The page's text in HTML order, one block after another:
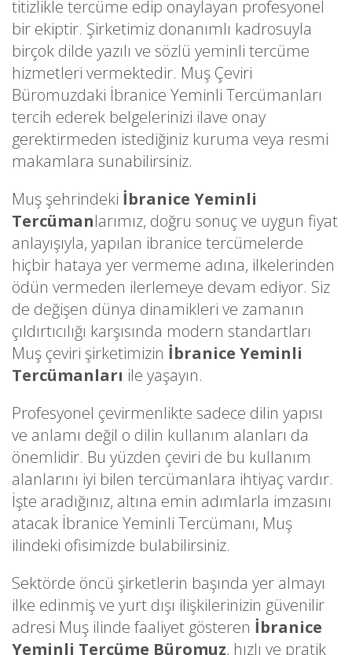
titizlikle tercüme edip onaylayan profesyonel
bir ekiptir. Şirketimiz donanımlı kadrosuyla
birçok dilde yazılı ve sözlü yeminli tercüme
hizmetleri vermektedir. Muş Çeviri
Büromuzdaki İbranice Yeminli Tercümanları
tercih ederek belgelerinizi ilave onay
gerektirmeden istediğiniz kuruma veya resmi
makamlara sunabilirsiniz.
Muş şehrindeki İbranice Yeminli
Tercümanlarımız, doğru sonuç ve uygun fiyat
anlayışıyla, yapılan ibranice tercümelerde
hiçbir hataya yer vermeme adına, ilkelerinden
ödün vermeden ilerlemeye devam ediyor. Siz
de değişen dünya dinamikleri ve zamanın
çıldırtıcılığı karşısında modern standartları
Muş çeviri şirketimizin İbranice Yeminli
Tercümanları ile yaşayın.
Profesyonel çevirmenlikte sadece dilin yapısı
ve anlamı değil o dilin kullanım alanları da
önemlidir. Bu yüzden çeviri de bu kullanım
alanlarını iyi bilen tercümanlara ihtiyaç vardır.
İşte aradığınız, altına emin adımlarla imzasını
atacak İbranice Yeminli Tercümanı, Muş
ilindeki ofisimizde bulabilirsiniz.
Sektörde öncü şirketlerin başında yer almayı
ilke edinmiş ve yurt dışı ilişkilerinizin güvenilir
adresi Muş ilinde faaliyet gösteren İbranice
Yeminli Tercüme Büromuz, hızlı ve pratik